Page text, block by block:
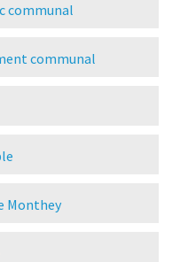
communal
communal
Monthey